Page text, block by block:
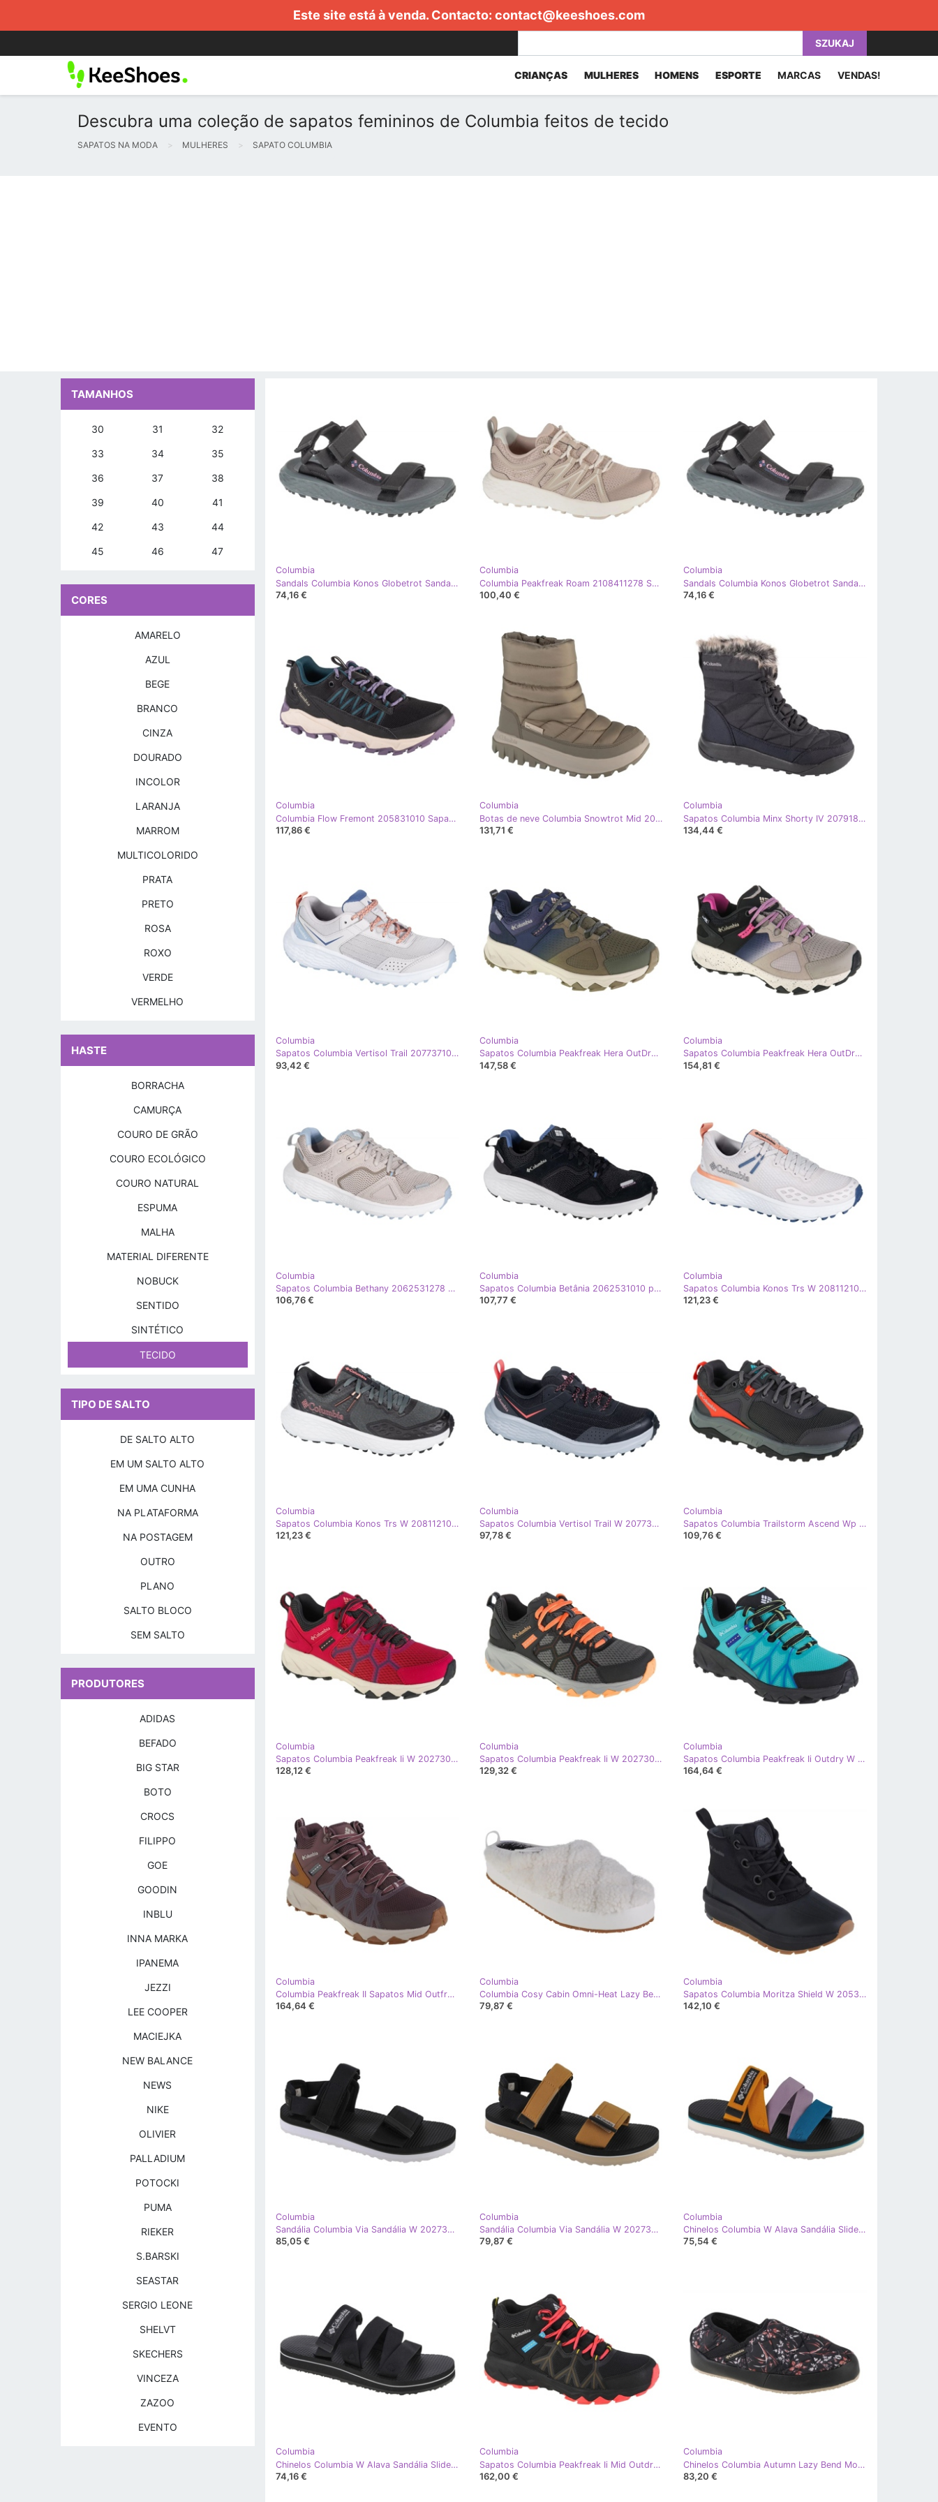
Este site está à venda. Contacto: contact@keeshoes.com
SZUKAJ
CRIANÇAS MULHERES HOMENS ESPORTE MARCAS VENDAS!
Descubra uma coleção de sapatos femininos de Columbia feitos de tecido
SAPATOS NA MODA MULHERES SAPATO COLUMBIA
Columbia
Sandals Columbia Konos Globetrot Sandal 2126911010 preto
74,16 €
Columbia
Columbia Peakfreak Roam 2108411278 Sapatos bege
100,40 €
Columbia
Sandals Columbia Konos Globetrot Sandal 2126911010 preto
74,16 €
Columbia
Columbia Flow Fremont 205831010 Sapatos pretos
117,86 €
Columbia
Botas de neve Columbia Snowtrot Mid 2075111395, cinza verde
131,71 €
Columbia
Sapatos Columbia Minx Shorty IV 2079181010 preto
134,44 €
Columbia
Sapatos Columbia Vertisol Trail 2077371082 branco
93,42 €
Columbia
Sapatos Columbia Peakfreak Hera OutDry 2062841397 azul
147,58 €
Columbia
Sapatos Columbia Peakfreak Hera OutDry 2062841027 multicolorido
154,81 €
Columbia
Sapatos Columbia Bethany 2062531278 bege
106,76 €
Columbia
Sapatos Columbia Betânia 2062531010 preto
107,77 €
Columbia
Sapatos Columbia Konos Trs W 2081121082 branco
121,23 €
Columbia
Sapatos Columbia Konos Trs W 2081121028 cinza
121,23 €
Columbia
Sapatos Columbia Vertisol Trail W 2077371010 preto
97,78 €
Columbia
Sapatos Columbia Trailstorm Ascend Wp W 2044361089 cinza
109,76 €
Columbia
Sapatos Columbia Peakfreak Ii W 2027301642 rosa
128,12 €
Columbia
Sapatos Columbia Peakfreak Ii W 2027301033 cinza
129,32 €
Columbia
Sapatos Columbia Peakfreak Ii Outdry W 2005131454 azul
164,64 €
Columbia
Columbia Peakfreak II Sapatos Mid Outfry 2005121263 marrom
164,64 €
Columbia
Columbia Cosy Cabin Omni-Heat Lazy Bend Camper Sapato W 2048981126 branco
79,87 €
Columbia
Sapatos Columbia Moritza Shield W 2053371010 preto
142,10 €
Columbia
Sandália Columbia Via Sandália W 2027341012 preto
85,05 €
Columbia
Sandália Columbia Via Sandália W 2027341010 marrom
79,87 €
Columbia
Chinelos Columbia W Alava Sandália Slide W 2027331705 multicolorido
75,54 €
Columbia
Chinelos Columbia W Alava Sandália Slide W 2027331010 preto
74,16 €
Columbia
Sapatos Columbia Peakfreak Ii Mid Outdry W 2005121012 preto
162,00 €
Columbia
Chinelos Columbia Autumn Lazy Bend Moc 2007311010 branco preto vermelho
83,20 €
TAMANHOS
30 31 32
33 34 35
36 37 38
39 40 41
42 43 44
45 46 47
CORES
AMARELO
AZUL
BEGE
BRANCO
CINZA
DOURADO
INCOLOR
LARANJA
MARROM
MULTICOLORIDO
PRATA
PRETO
ROSA
ROXO
VERDE
VERMELHO
HASTE
BORRACHA
CAMURÇA
COURO DE GRÃO
COURO ECOLÓGICO
COURO NATURAL
ESPUMA
MALHA
MATERIAL DIFERENTE
NOBUCK
SENTIDO
SINTÉTICO
TECIDO
TIPO DE SALTO
DE SALTO ALTO
EM UM SALTO ALTO
EM UMA CUNHA
NA PLATAFORMA
NA POSTAGEM
OUTRO
PLANO
SALTO BLOCO
SEM SALTO
PRODUTORES
ADIDAS
BEFADO
BIG STAR
BOTO
CROCS
FILIPPO
GOE
GOODIN
INBLU
INNA MARKA
IPANEMA
JEZZI
LEE COOPER
MACIEJKA
NEW BALANCE
NEWS
NIKE
OLIVIER
PALLADIUM
POTOCKI
PUMA
RIEKER
S.BARSKI
SEASTAR
SERGIO LEONE
SHELVT
SKECHERS
VINCEZA
ZAZOO
EVENTO